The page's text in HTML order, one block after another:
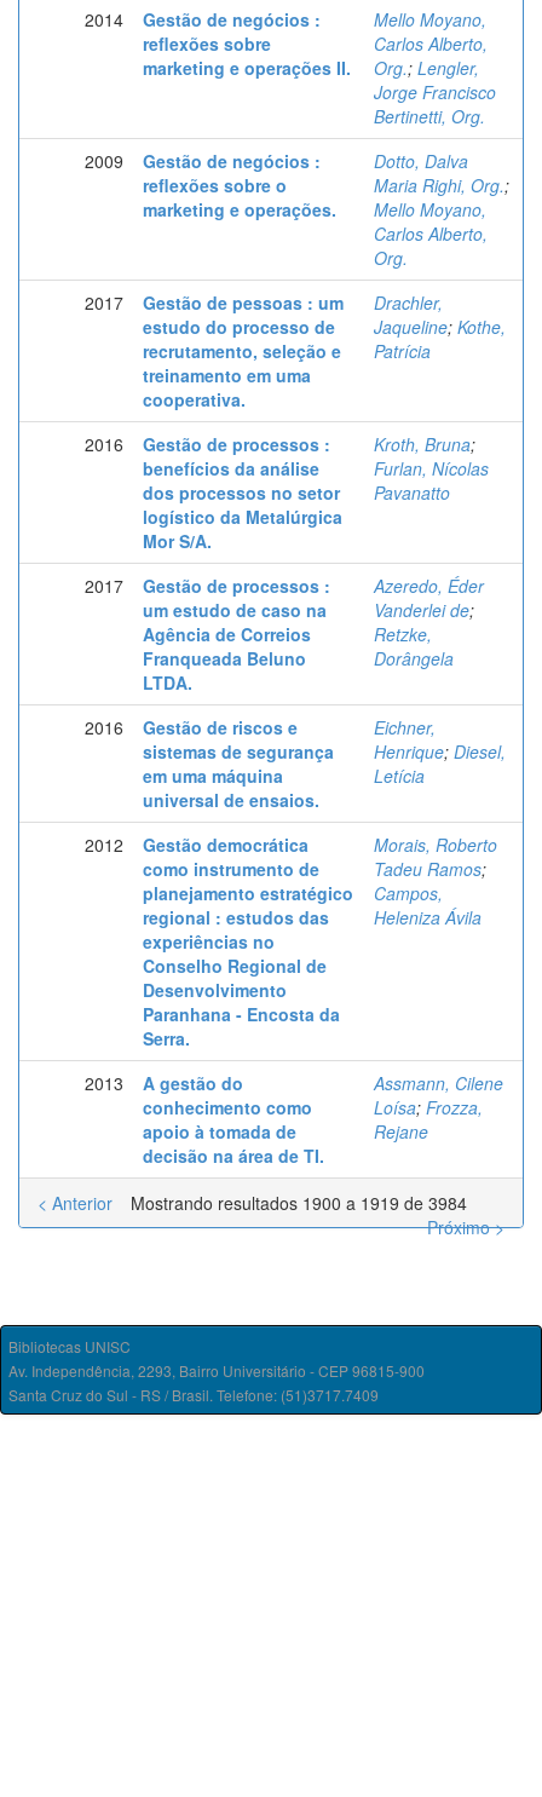
2014
Gestão de negócios :
reflexões sobre
marketing e operações II.
Mello Moyano,
Carlos Alberto,
Org.; Lengler,
Jorge Francisco
Bertinetti, Org.
2009
Gestão de negócios :
reflexões sobre o
marketing e operações.
Dotto, Dalva
Maria Righi, Org.;
Mello Moyano,
Carlos Alberto,
Org.
2017
Gestão de pessoas : um
estudo do processo de
recrutamento, seleção e
treinamento em uma
cooperativa.
Drachler,
Jaqueline; Kothe,
Patrícia
2016
Gestão de processos :
benefícios da análise
dos processos no setor
logístico da Metalúrgica
Mor S/A.
Kroth, Bruna;
Furlan, Nícolas
Pavanatto
2017
Gestão de processos :
um estudo de caso na
Agência de Correios
Franqueada Beluno
LTDA.
Azeredo, Éder
Vanderlei de;
Retzke,
Dorângela
2016
Gestão de riscos e
sistemas de segurança
em uma máquina
universal de ensaios.
Eichner,
Henrique; Diesel,
Letícia
2012
Gestão democrática
como instrumento de
planejamento estratégico
regional : estudos das
experiências no
Conselho Regional de
Desenvolvimento
Paranhana - Encosta da
Serra.
Morais, Roberto
Tadeu Ramos;
Campos,
Heleniza Ávila
2013
A gestão do
conhecimento como
apoio à tomada de
decisão na área de TI.
Assmann, Cilene
Loísa; Frozza,
Rejane
Mostrando resultados 1900 a 1919 de 3984
< Anterior
Próximo >
Bibliotecas UNISC
Av. Independência, 2293, Bairro Universitário - CEP 96815-900
Santa Cruz do Sul - RS / Brasil. Telefone: (51)3717.7409